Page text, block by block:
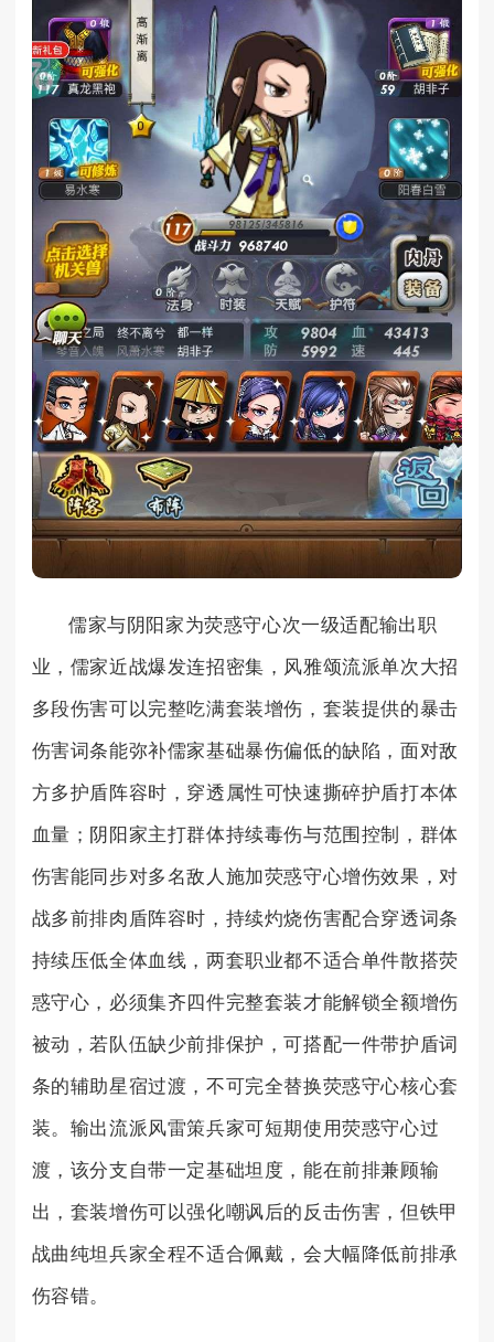
儒家与阴阳家为荧惑守心次一级适配输出职
业，儒家近战爆发连招密集，风雅颂流派单次大招
多段伤害可以完整吃满套装增伤，套装提供的暴击
伤害词条能弥补儒家基础暴伤偏低的缺陷，面对敌
方多护盾阵容时，穿透属性可快速撕碎护盾打本体
血量；阴阳家主打群体持续毒伤与范围控制，群体
伤害能同步对多名敌人施加荧惑守心增伤效果，对
战多前排肉盾阵容时，持续灼烧伤害配合穿透词条
持续压低全体血线，两套职业都不适合单件散搭荧
惑守心，必须集齐四件完整套装才能解锁全额增伤
被动，若队伍缺少前排保护，可搭配一件带护盾词
条的辅助星宿过渡，不可完全替换荧惑守心核心套
装。输出流派风雷策兵家可短期使用荧惑守心过
渡，该分支自带一定基础坦度，能在前排兼顾输
出，套装增伤可以强化嘲讽后的反击伤害，但铁甲
战曲纯坦兵家全程不适合佩戴，会大幅降低前排承
伤容错。